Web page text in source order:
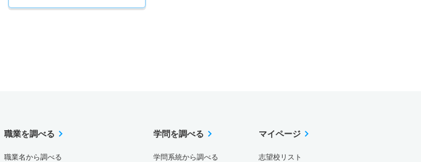
職業を調べる
職業名から調べる
学問を調べる
学問系統から調べる
マイページ
志望校リスト